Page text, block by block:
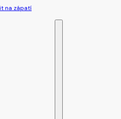
na zápatí